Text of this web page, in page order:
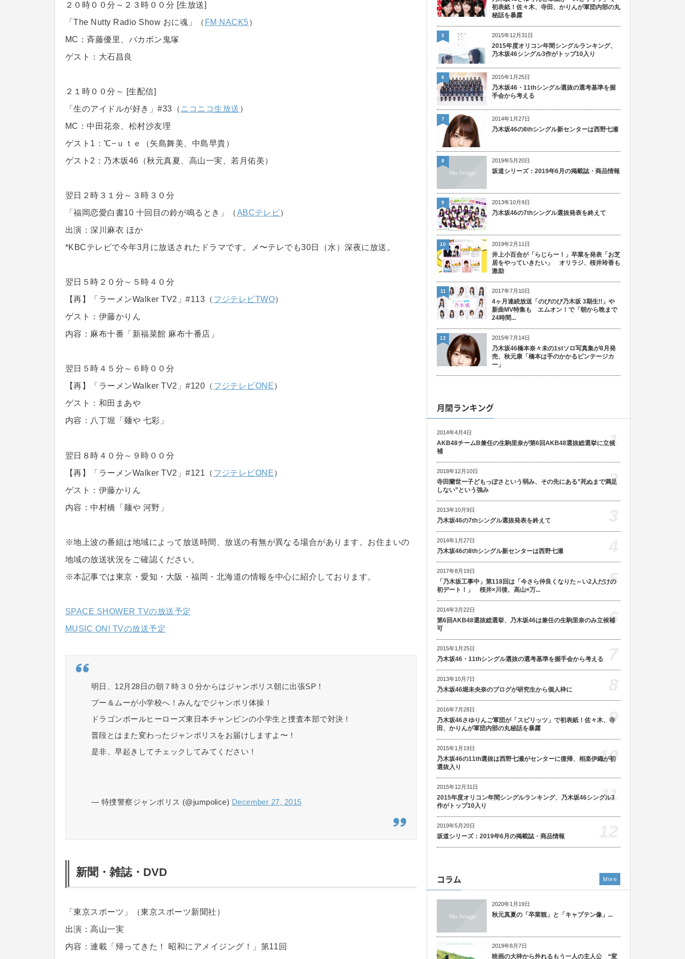
２０時００分～２３時００分 [生放送]
「The Nutty Radio Show おに魂」（ FM NACK5）
MC：斉藤優里、バカボン鬼塚
ゲスト：大石昌良
２１時００分～ [生配信]
「生のアイドルが好き」#33（ニコニコ生放送 ）
MC：中田花奈、松村沙友理
ゲスト1：℃−ｕｔｅ（矢島舞美、中島早貴）
ゲスト2：乃木坂46（秋元真夏、高山一実、若月佑美）
翌日２時３１分～３時３０分
「福岡恋愛白書10 十回目の鈴が鳴るとき」（ABCテレビ）
出演：深川麻衣 ほか
*KBCテレビで今年3月に放送されたドラマです。メ〜テレでも30日（水）深夜に放送。
翌日５時２０分～５時４０分
【再】「ラーメンWalker TV2」#113（ フジテレビTWO）
ゲスト：伊藤かりん
内容：麻布十番「新福菜館 麻布十番店」
翌日５時４５分～６時００分
【再】「ラーメンWalker TV2」#120（ フジテレビONE）
ゲスト：和田まあや
内容：八丁堀「麺や 七彩」
翌日８時４０分～９時００分
【再】「ラーメンWalker TV2」#121（ フジテレビONE）
ゲスト：伊藤かりん
内容：中村橋「麺や 河野」
※地上波の番組は地域によって放送時間、放送の有無が異なる場合があります。お住まいの
地域の放送状況をご確認ください。
※本記事では東京・愛知・大阪・福岡・北海道の情報を中心に紹介しております。
SPACE SHOWER TVの放送予定
MUSIC ON! TVの放送予定
明日、12月28日の朝７時３０分からはジャンポリス朝に出張SP！
プー＆ムーが小学校へ！みんなでジャンポリ体操！
ドラゴンボールヒーローズ東日本チャンピンの小学生と捜査本部で対決！
普段とはまた変わったジャンポリスをお届けしますよ〜！
是非、早起きしてチェックしてみてください！
— 特捜警察ジャンポリス (@jumpolice) December 27, 2015
新聞・雑誌・DVD
「東京スポーツ」（東京スポーツ新聞社）
出演：高山一実
内容：連載「帰ってきた！ 昭和にアメイジング！」第11回
初表紙！佐々木、寺田、かりんが軍団内部の丸
秘話を暴露
2015年12月31日
2015年度オリコン年間シングルランキング、
乃木坂46シングル3作がトップ10入り
5
2015年1月25日
乃木坂46・11thシングル選抜の選考基準を握
手会から考える
6
2014年1月27日
乃木坂46の8thシングル新センターは西野七瀬
7
2019年5月20日
坂道シリーズ：2019年6月の掲載誌・商品情報
8
2013年10月9日
乃木坂46の7thシングル選抜発表を終えて
9
2019年2月11日
井上小百合が「らじらー！」卒業を発表「お芝
居をやっていきたい」 オリラジ、桜井玲香も
激励
10
2017年7月10日
4ヶ月連続放送「のびのび乃木坂 3期生!!」や
新曲MV特集も エムオン！で「朝から晩まで
24時間...
11
2015年7月14日
乃木坂46橋本奈々未の1stソロ写真集が8月発
売、秋元康「橋本は手のかかるビンテージカ
ー」
12
月間ランキング
2014年4月4日
AKB48チームB兼任の生駒里奈が第6回AKB48選抜総選挙に立候
補
1
2018年12月10日
寺田蘭世ー子どもっぽさという弱み、その先にある”死ぬまで満足
しない”という強み
2
2013年10月9日
乃木坂46の7thシングル選抜発表を終えて
2014年1月27日
乃木坂46の8thシングル新センターは西野七瀬
2017年8月19日
「乃木坂工事中」第118回は「今さら仲良くなりた～い2人だけの
初デート！」 桜井×川後、高山×万...
5
2014年3月22日
第6回AKB48選抜総選挙、乃木坂46は兼任の生駒里奈のみ立候補
可
6
2015年1月25日
乃木坂46・11thシングル選抜の選考基準を握手会から考える
2013年10月7日
乃木坂46堀未央奈のブログが研究生から個人枠に
2016年7月28日
乃木坂46さゆりんご軍団が「スピリッツ」で初表紙！佐々木、寺
田、かりんが軍団内部の丸秘話を暴露
9
2015年1月19日
乃木坂46の11th選抜は西野七瀬がセンターに復帰、相楽伊織が初
選抜入り
10
2015年12月31日
2015年度オリコン年間シングルランキング、乃木坂46シングル3
作がトップ10入り
11
2019年5月20日
坂道シリーズ：2019年6月の掲載誌・商品情報
コラム
2020年1月19日
秋元真夏の「卒業観」と「キャプテン像」...
2019年8月7日
映画の大枠から外れるもう一人の主人公 “変
More